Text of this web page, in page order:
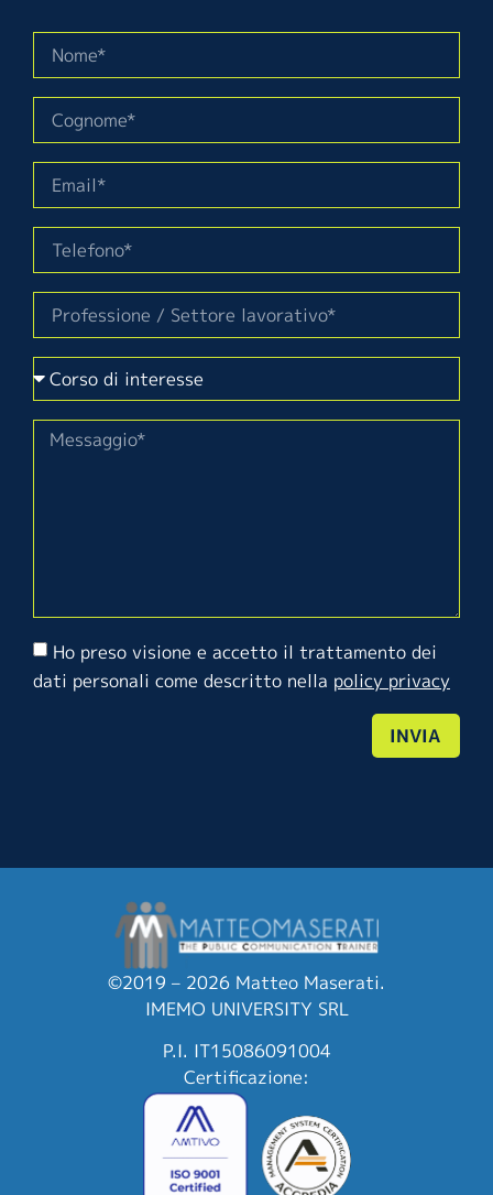
Ho preso visione e accetto il trattamento dei
dati personali come descritto nella policy privacy
INVIA
©2019 – 2026 Matteo Maserati.
IMEMO UNIVERSITY SRL
P.I. IT15086091004
Certificazione: